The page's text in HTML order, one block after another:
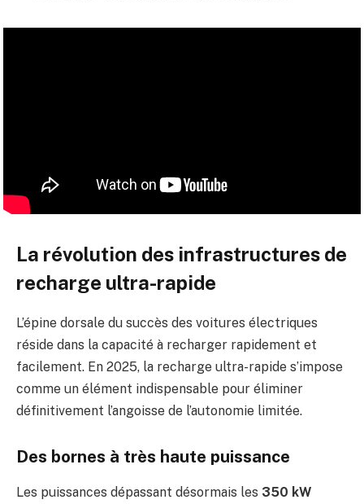
La révolution des infrastructures de
recharge ultra-rapide
L’épine dorsale du succès des voitures électriques
réside dans la capacité à recharger rapidement et
facilement. En 2025, la recharge ultra-rapide s’impose
comme un élément indispensable pour éliminer
définitivement l’angoisse de l’autonomie limitée.
Des bornes à très haute puissance
Les puissances dépassant désormais les 350 kW